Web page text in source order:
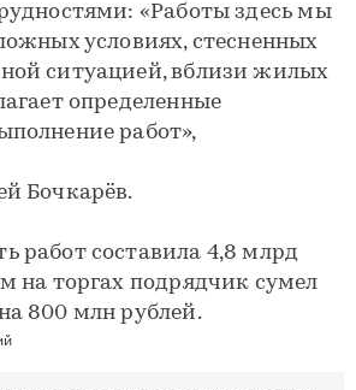
«Работы здесь мы
условиях, стесненных
ситуацией, вблизи жилых
определенные
работ»,
Бочкарёв.
работ составила 4,8 млрд
на торгах подрядчик сумел
800 млн рублей.